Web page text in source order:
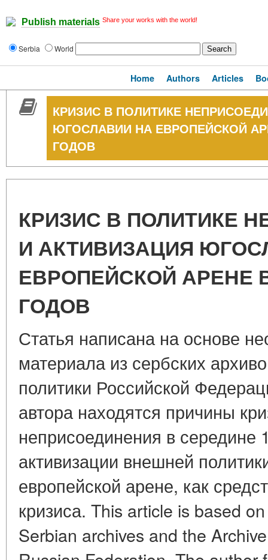
Publish materials Share your works with the world!
Serbia World
Home Authors Articles
КРИЗИС В ПОЛИТИКЕ
ЮГОСЛАВИИ НА ЕВРОПЕЙСКОЙ
ГОДОВ
КРИЗИС В ПОЛИТИКЕ
И АКТИВИЗАЦИЯ
ЕВРОПЕЙСКОЙ АРЕНЕ
ГОДОВ
Статья написана на основе
материала из сербских
политики Российской
автора находятся причины
неприсоединения в середине
активизации внешней
европейской арене, как
кризиса. This article is based
Serbian archives and the